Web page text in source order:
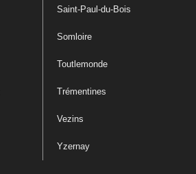
Saint-Paul-du-Bois
Somloire
Toutlemonde
Trémentines
Vezins
Yzernay